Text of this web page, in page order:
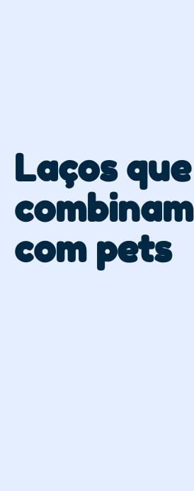
Laços que
combinam
com pets